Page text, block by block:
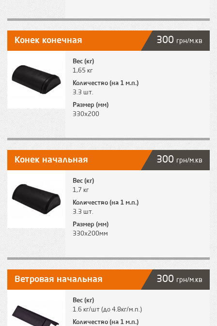
Вес (кг)
1,65 кг
Количество (на 1 м.п.)
3.3 шт.
Размер (мм)
330х200
Конек конечная 300 грн/м.кв
Вес (кг)
1,7 кг
Количество (на 1 м.п.)
3.3 шт.
Размер (мм)
330х200мм
Конек начальная 300 грн/м.кв
Вес (кг)
1.6 кг/шт (до 4.8кг/м.п.)
Количество (на 1 м.п.)
Ветровая начальная 300 грн/м.кв